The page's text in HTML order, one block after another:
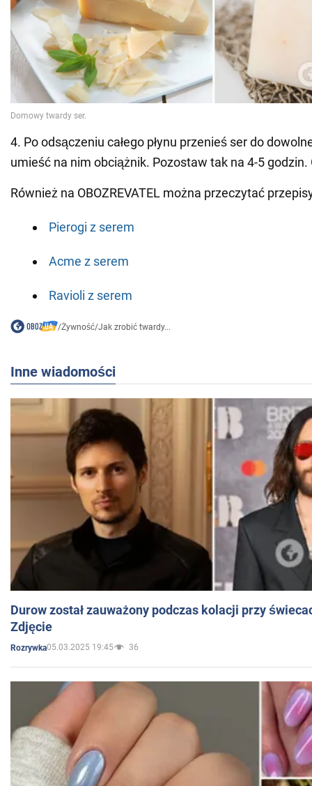
4. Po odsączeniu całego płynu przenieś ser do
umieść na nim obciążnik. Pozostaw tak na 4-5 godzin.
Również na OBOZREVATEL można przeczytać
Pierogi z serem
Acme z serem
Ravioli z serem
/Żywność/Jak zrobić twardy...
Inne wiadomości
Durow został zauważony podczas kolacji przy
Zdjęcie
Rozrywka05.03.2025 19:45 36